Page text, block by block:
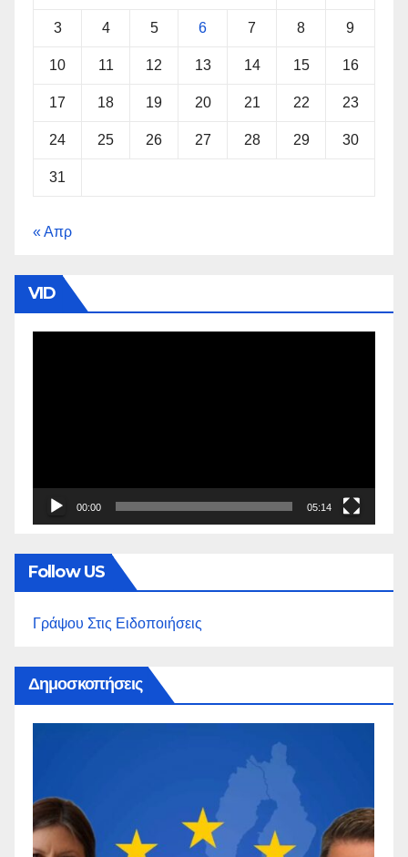
3 4 5 6 7 8 9
10 11 12 13 14 15 16
17 18 19 20 21 22 23
24 25 26 27 28 29 30
31
« Απρ
VID
00:00 05:14
Follow US
Γράψου Στις Ειδοποιήσεις
Δημοσκοπήσεις